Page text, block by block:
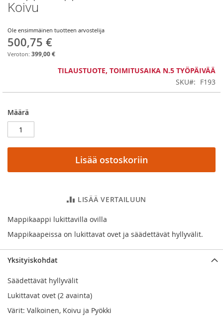
the
of
the
images
Koivu
Ole ensimmäinen tuotteen arvostelija
500,75 €
399,00 €
TILAUSTUOTE, TOIMITUSAIKA N.5 TYÖPÄIVÄÄ
SKU
F193
Määrä
Lisää ostoskoriin
LISÄÄ VERTAILUUN
Mappikaappi lukittavilla ovilla
Mappikaapeissa on lukittavat ovet ja säädettävät hyllyvälit.
Yksityiskohdat
Säädettävät hyllyvälit
Lukittavat ovet (2 avainta)
Värit: Valkoinen, Koivu ja Pyökki